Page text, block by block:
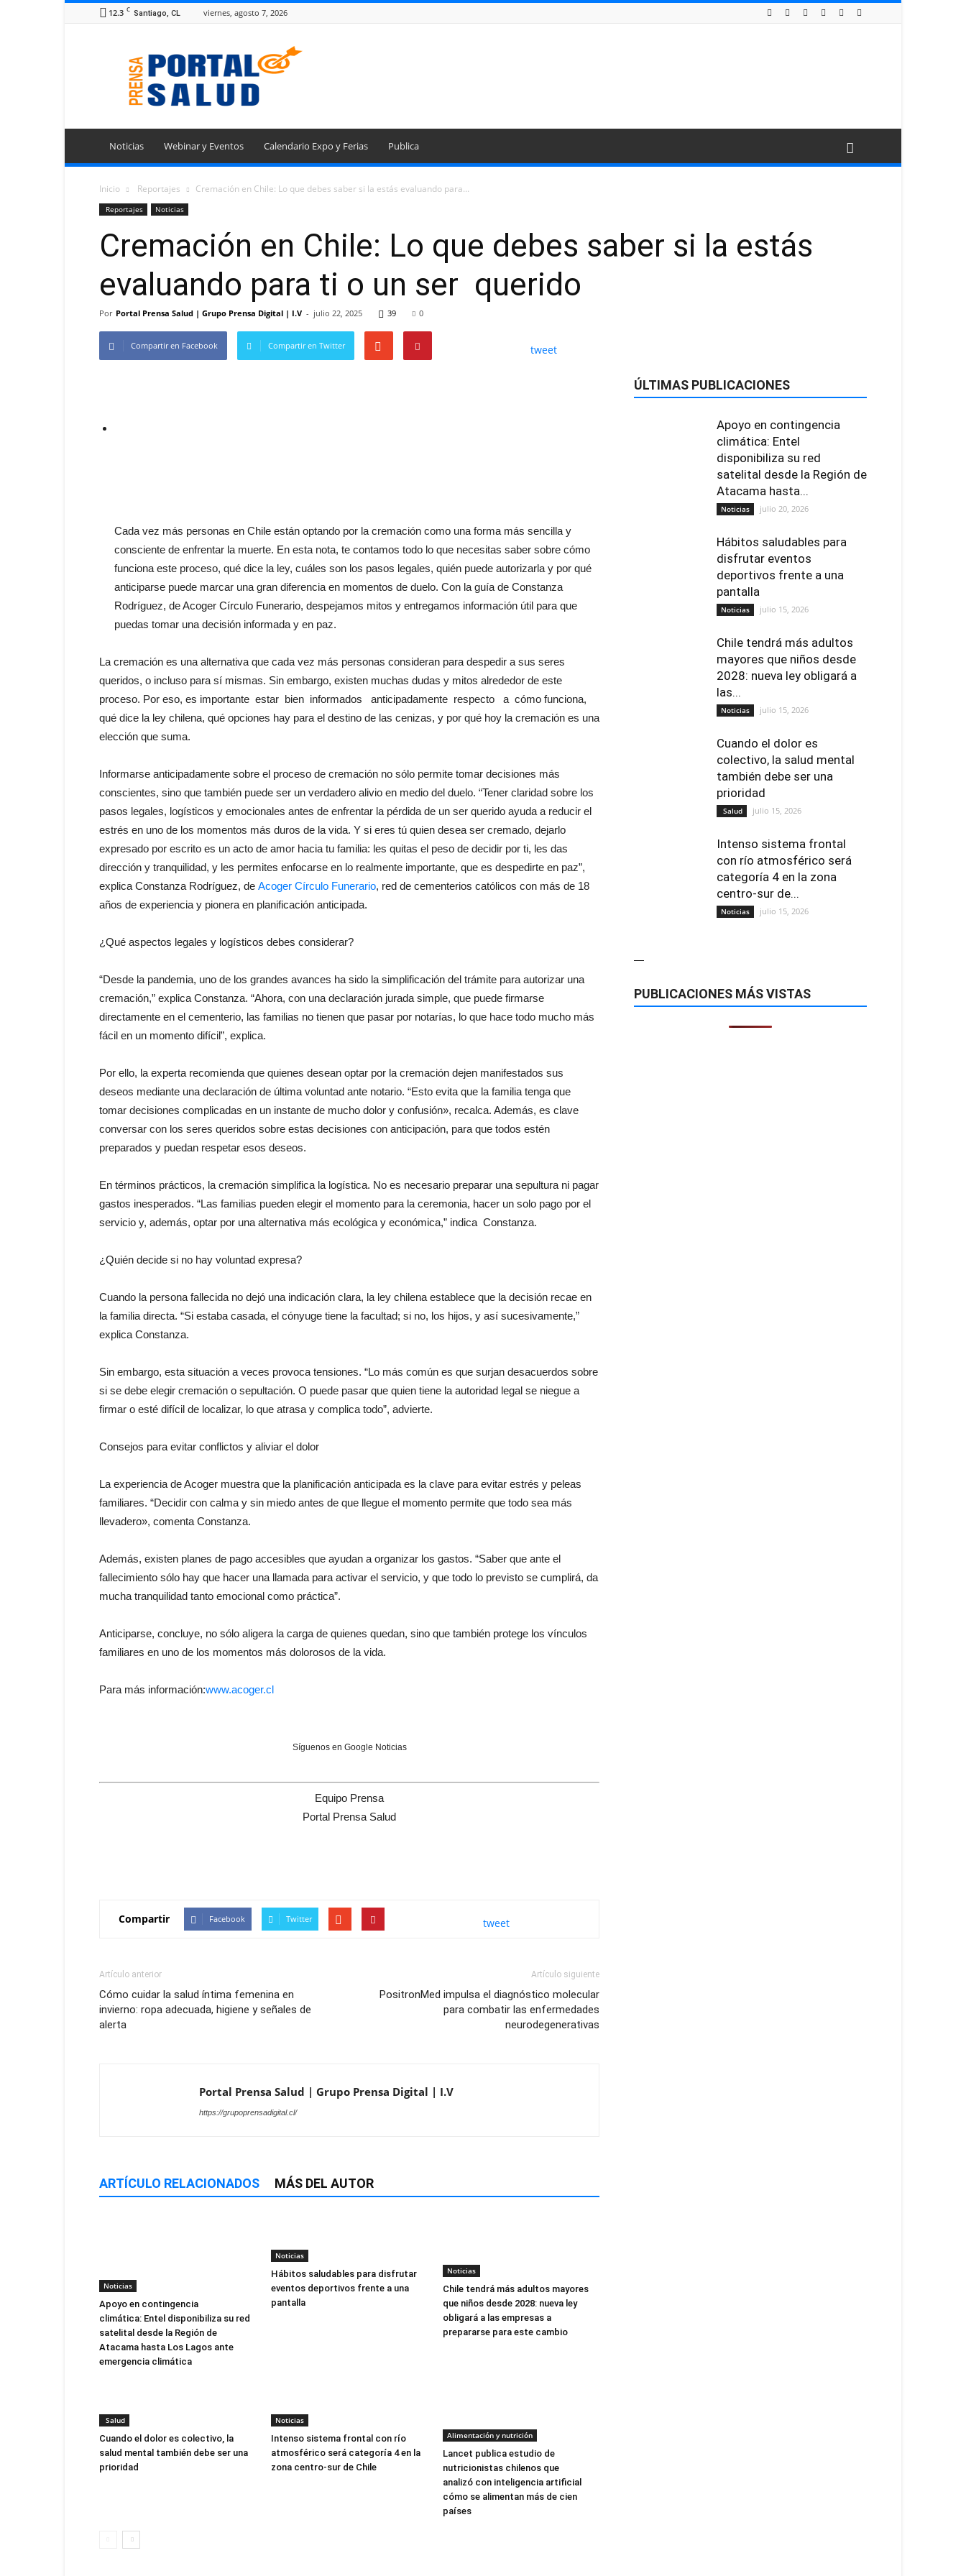
12.3 C Santiago, CL viernes, agosto 7, 2026
Portal
Prensa
Salud
Noticias Webinar y Eventos Calendario Expo y Ferias Publica
Inicio Reportajes Cremación en Chile: Lo que debes saber si la estás evaluando para...
Reportajes Noticias
Cremación en Chile: Lo que debes saber si la estás
evaluando para ti o un ser querido
Por Portal Prensa Salud | Grupo Prensa Digital | I.V - julio 22, 2025 39 0
Compartir en Facebook Compartir en Twitter tweet
Cada vez más personas en Chile están optando por la cremación como una forma más sencilla y
consciente de enfrentar la muerte. En esta nota, te contamos todo lo que necesitas saber sobre cómo
funciona este proceso, qué dice la ley, cuáles son los pasos legales, quién puede autorizarla y por qué
anticiparse puede marcar una gran diferencia en momentos de duelo. Con la guía de Constanza
Rodríguez, de Acoger Círculo Funerario, despejamos mitos y entregamos información útil para que
puedas tomar una decisión informada y en paz.
La cremación es una alternativa que cada vez más personas consideran para despedir a sus seres
queridos, o incluso para sí mismas. Sin embargo, existen muchas dudas y mitos alrededor de este
proceso. Por eso, es importante estar bien informados anticipadamente respecto a cómo funciona,
qué dice la ley chilena, qué opciones hay para el destino de las cenizas, y por qué hoy la cremación es una
elección que suma.
Informarse anticipadamente sobre el proceso de cremación no sólo permite tomar decisiones más
conscientes, sino que también puede ser un verdadero alivio en medio del duelo. “Tener claridad sobre los
pasos legales, logísticos y emocionales antes de enfrentar la pérdida de un ser querido ayuda a reducir el
estrés en uno de los momentos más duros de la vida. Y si eres tú quien desea ser cremado, dejarlo
expresado por escrito es un acto de amor hacia tu familia: les quitas el peso de decidir por ti, les das
dirección y tranquilidad, y les permites enfocarse en lo realmente importante, que es despedirte en paz”,
explica Constanza Rodríguez, de Acoger Círculo Funerario, red de cementerios católicos con más de 18
años de experiencia y pionera en planificación anticipada.
¿Qué aspectos legales y logísticos debes considerar?
“Desde la pandemia, uno de los grandes avances ha sido la simplificación del trámite para autorizar una
cremación,” explica Constanza. “Ahora, con una declaración jurada simple, que puede firmarse
directamente en el cementerio, las familias no tienen que pasar por notarías, lo que hace todo mucho más
fácil en un momento difícil”, explica.
Por ello, la experta recomienda que quienes desean optar por la cremación dejen manifestados sus
deseos mediante una declaración de última voluntad ante notario. “Esto evita que la familia tenga que
tomar decisiones complicadas en un instante de mucho dolor y confusión», recalca. Además, es clave
conversar con los seres queridos sobre estas decisiones con anticipación, para que todos estén
preparados y puedan respetar esos deseos.
En términos prácticos, la cremación simplifica la logística. No es necesario preparar una sepultura ni pagar
gastos inesperados. “Las familias pueden elegir el momento para la ceremonia, hacer un solo pago por el
servicio y, además, optar por una alternativa más ecológica y económica,” indica Constanza.
¿Quién decide si no hay voluntad expresa?
Cuando la persona fallecida no dejó una indicación clara, la ley chilena establece que la decisión recae en
la familia directa. “Si estaba casada, el cónyuge tiene la facultad; si no, los hijos, y así sucesivamente,”
explica Constanza.
Sin embargo, esta situación a veces provoca tensiones. “Lo más común es que surjan desacuerdos sobre
si se debe elegir cremación o sepultación. O puede pasar que quien tiene la autoridad legal se niegue a
firmar o esté difícil de localizar, lo que atrasa y complica todo”, advierte.
Consejos para evitar conflictos y aliviar el dolor
La experiencia de Acoger muestra que la planificación anticipada es la clave para evitar estrés y peleas
familiares. “Decidir con calma y sin miedo antes de que llegue el momento permite que todo sea más
llevadero», comenta Constanza.
Además, existen planes de pago accesibles que ayudan a organizar los gastos. “Saber que ante el
fallecimiento sólo hay que hacer una llamada para activar el servicio, y que todo lo previsto se cumplirá, da
mucha tranquilidad tanto emocional como práctica”.
Anticiparse, concluye, no sólo aligera la carga de quienes quedan, sino que también protege los vínculos
familiares en uno de los momentos más dolorosos de la vida.
Para más información:www.acoger.cl
Síguenos en Google Noticias
Equipo Prensa
Portal Prensa Salud
Compartir Facebook Twitter tweet
Artículo anterior
Cómo cuidar la salud íntima femenina en
invierno: ropa adecuada, higiene y señales de
alerta
Artículo siguiente
PositronMed impulsa el diagnóstico molecular
para combatir las enfermedades
neurodegenerativas
Portal Prensa Salud | Grupo Prensa Digital | I.V
https://grupoprensadigital.cl/
ARTÍCULO RELACIONADOS MÁS DEL AUTOR
Noticias
Apoyo en contingencia
climática: Entel disponibiliza su red
satelital desde la Región de
Atacama hasta Los Lagos ante
emergencia climática
Noticias
Hábitos saludables para disfrutar
eventos deportivos frente a una
pantalla
Noticias
Chile tendrá más adultos mayores
que niños desde 2028: nueva ley
obligará a las empresas a
prepararse para este cambio
Salud
Cuando el dolor es colectivo, la
salud mental también debe ser una
prioridad
Noticias
Intenso sistema frontal con río
atmosférico será categoría 4 en la
zona centro-sur de Chile
Alimentación y nutrición
Lancet publica estudio de
nutricionistas chilenos que
analizó con inteligencia artificial
cómo se alimentan más de cien
países
ÚLTIMAS PUBLICACIONES
Apoyo en contingencia
climática: Entel
disponibiliza su red
satelital desde la Región de
Atacama hasta...
Noticias julio 20, 2026
Hábitos saludables para
disfrutar eventos
deportivos frente a una
pantalla
Noticias julio 15, 2026
Chile tendrá más adultos
mayores que niños desde
2028: nueva ley obligará a
las...
Noticias julio 15, 2026
Cuando el dolor es
colectivo, la salud mental
también debe ser una
prioridad
Salud julio 15, 2026
Intenso sistema frontal
con río atmosférico será
categoría 4 en la zona
centro-sur de...
Noticias julio 15, 2026
—
PUBLICACIONES MÁS VISTAS